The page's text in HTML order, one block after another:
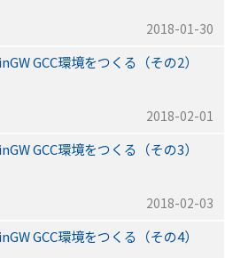
2018-01-30
GCC環境をつくる（その2）
2018-02-01
GCC環境をつくる（その3）
2018-02-03
GCC環境をつくる（その4）